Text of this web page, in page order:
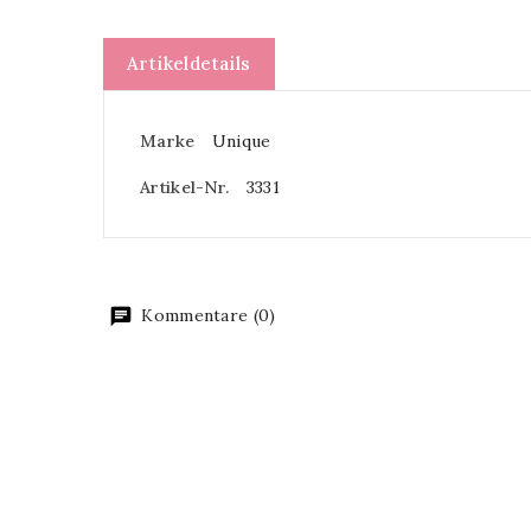
Artikeldetails
Marke Unique
Artikel-Nr. 3331
Kommentare (0)